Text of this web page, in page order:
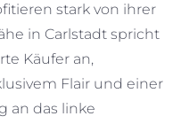
stark von ihrer
in Carlstadt spricht
Käufer an,
Flair und einer
an das linke